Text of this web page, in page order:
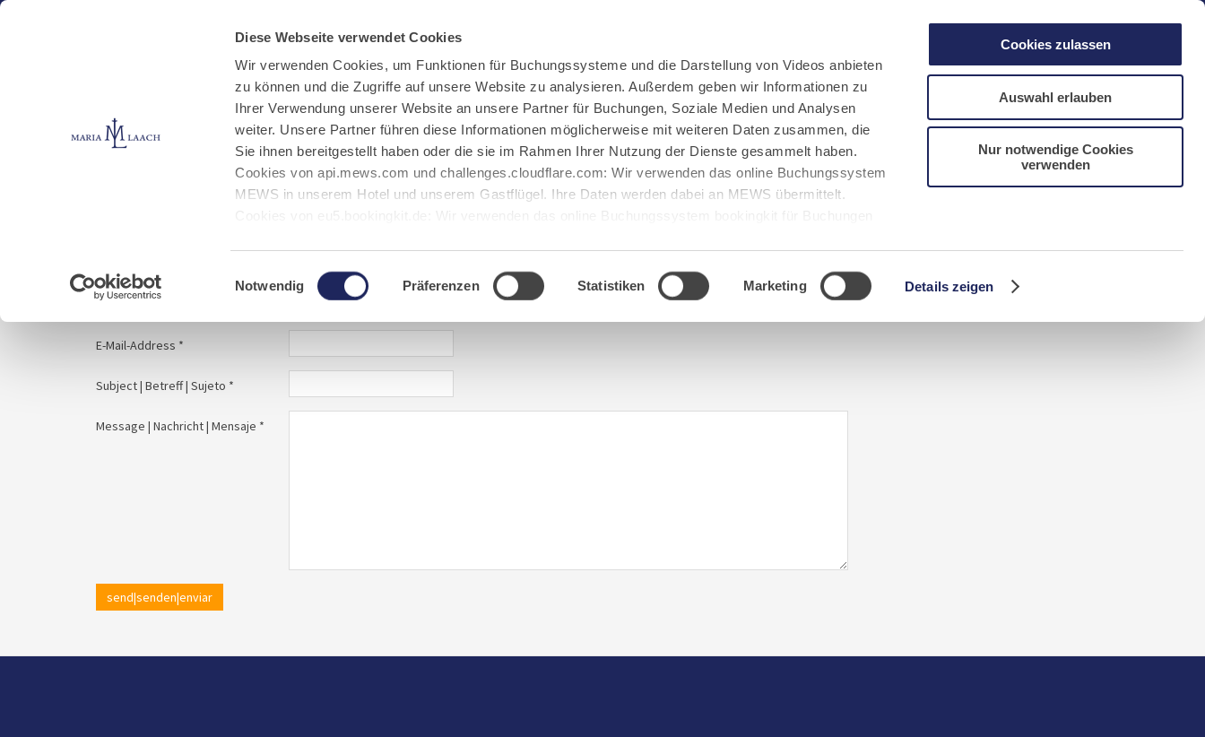
Diese Webseite verwendet Cookies
Wir verwenden Cookies, um Funktionen für Buchungssysteme und die Darstellung von Videos anbieten
zu können und die Zugriffe auf unsere Website zu analysieren. Außerdem geben wir Informationen zu
Ihrer Verwendung unserer Website an unsere Partner für Buchungen, Soziale Medien und Analysen
weiter. Unsere Partner führen diese Informationen möglicherweise mit weiteren Daten zusammen, die
Sie ihnen bereitgestellt haben oder die sie im Rahmen Ihrer Nutzung der Dienste gesammelt haben.
Cookies von api.mews.com und challenges.cloudflare.com: Wir verwenden das online Buchungssystem
MEWS in unserem Hotel und unserem Gastflügel. Ihre Daten werden dabei an MEWS übermittelt.
Einwilligungsauswahl
Notwendig Präferenzen Statistiken Marketing Details zeigen
Cookies zulassen
Auswahl erlauben
Nur notwendige Cookies
verwenden
Kloster Klosterbetriebe Spenden Infos
E-Mail schreiben
NL CN/中文
E-Mail schreiben
Your message to | Ihre Nachricht an | Tu mensaje: gastfluegel@maria[...].de
* required information | erforderliche Informationen | Información requerida
Name | Nombre *
E-Mail-Address *
Subject | Betreff | Sujeto *
Message | Nachricht | Mensaje *
send|senden|enviar